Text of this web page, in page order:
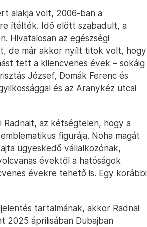
alakja volt, 2006-ban a
ítélték. Idő előtt szabadult, a
Hivatalosan az egészségi
de már akkor nyílt titok volt, hogy
tett a kilencvenes évek – sokáig
József, Domák Ferenc és
és az Aranykéz utcai
Radnait, az kétségtelen, hogy a
figurája. Noha magát
ügyeskedő vállalkozónak,
évektől a hatóságok
évekre tehető is. Egy korábbi
tartalmának, akkor Radnai
2025 áprilisában Dubajban